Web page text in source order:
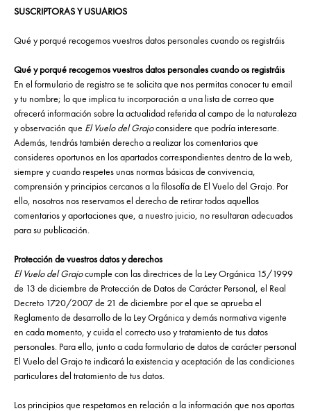
SUSCRIPTORAS Y USUARIOS
Qué y porqué recogemos vuestros datos personales cuando os registráis
Qué y porqué recogemos vuestros datos personales cuando os registráis
En el formulario de registro se te solicita que nos permitas conocer tu email
y tu nombre; lo que implica tu incorporación a una lista de correo que
ofrecerá información sobre la actualidad referida al campo de la naturaleza
y observación que El Vuelo del Grajoconsidere que podría interesarte.
Además, tendrás también derecho a realizar los comentarios que
consideres oportunos en los apartados correspondientes dentro de la web,
siempre y cuando respetes unas normas básicas de convivencia,
comprensión y principios cercanos a la filosofía de El Vuelo del Grajo. Por
ello, nosotros nos reservamos el derecho de retirar todos aquellos
comentarios y aportaciones que, a nuestro juicio, no resultaran adecuados
para su publicación.
Protección de vuestros datos y derechos
El Vuelo del Grajocumple con las directrices de la Ley Orgánica 15/1999
de 13 de diciembre de Protección de Datos de Carácter Personal, el Real
Decreto 1720/2007 de 21 de diciembre por el que se aprueba el
Reglamento de desarrollo de la Ley Orgánica y demás normativa vigente
en cada momento, y cuida el correcto uso y tratamiento de tus datos
personales. Para ello, junto a cada formulario de datos de carácter personal
El Vuelo del Grajo te indicará la existencia y aceptación de las condiciones
particulares del tratamiento de tus datos.
Los principios que respetamos en relación a la información que nos aportas